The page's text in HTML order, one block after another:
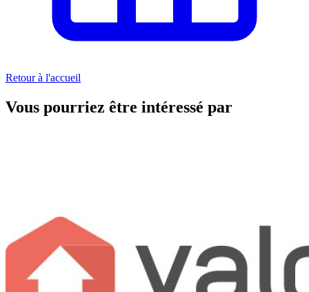
Retour à l'accueil
Vous pourriez être intéressé par